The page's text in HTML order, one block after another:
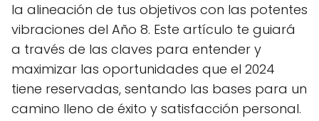
la alineación de tus objetivos con las potentes
vibraciones del Año 8. Este artículo te guiará
a través de las claves para entender y
maximizar las oportunidades que el 2024
tiene reservadas, sentando las bases para un
camino lleno de éxito y satisfacción personal.